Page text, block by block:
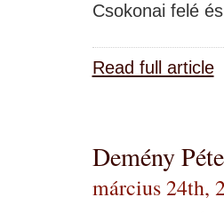
Csokonai felé
Read full article
Demény
március 24th,